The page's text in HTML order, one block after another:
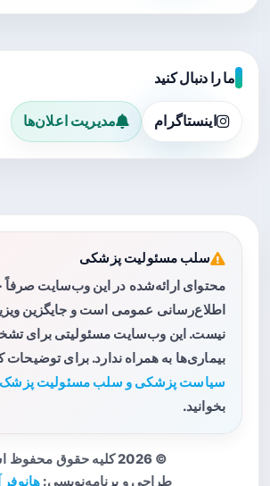
ما را دنبال کنید
اینستاگرام مدیریت اعلان‌ها
سلب مسئولیت پزشکی
محتوای ارائه‌شده در این وب‌سایت
اطلاع‌رسانی عمومی است و جایگزین
نیست. این وب‌سایت مسئولیتی برای
بیماری‌ها به همراه ندارد. برای
سیاست پزشکی و سلب مسئولیت
بخوانید.
© 2026 کلیه حقوق محفوظ است.
طراحی و برنامه‌نویسی: